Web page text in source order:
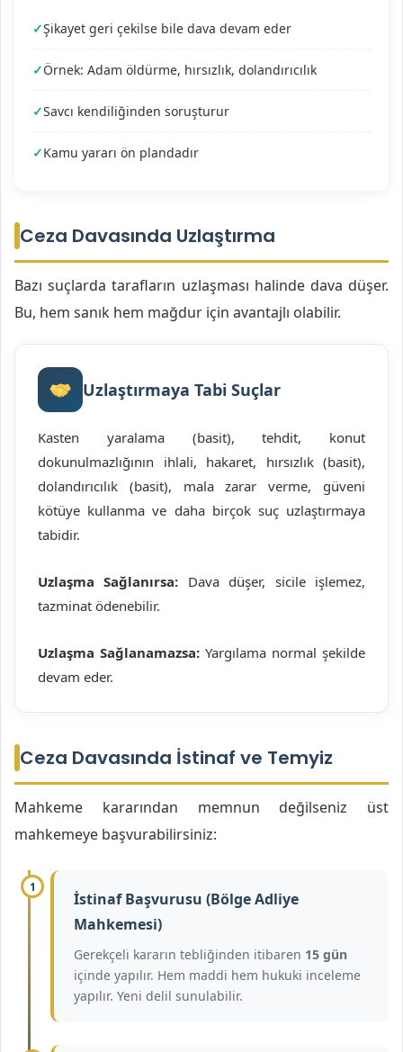
Şikayet geri çekilse bile dava devam eder
Örnek: Adam öldürme, hırsızlık, dolandırıcılık
Savcı kendiliğinden soruşturur
Kamu yararı ön plandadır
Ceza Davasında Uzlaştırma
Bazı suçlarda tarafların uzlaşması halinde dava düşer.
Bu, hem sanık hem mağdur için avantajlı olabilir.
Uzlaştırmaya Tabi Suçlar
Kasten yaralama (basit), tehdit, konut
dokunulmazlığının ihlali, hakaret, hırsızlık (basit),
dolandırıcılık (basit), mala zarar verme, güveni
kötüye kullanma ve daha birçok suç uzlaştırmaya
tabidir.
Uzlaşma Sağlanırsa: Dava düşer, sicile işlemez,
tazminat ödenebilir.
Uzlaşma Sağlanamazsa: Yargılama normal şekilde
devam eder.
Ceza Davasında İstinaf ve Temyiz
Mahkeme kararından memnun değilseniz üst
mahkemeye başvurabilirsiniz:
1
İstinaf Başvurusu (Bölge Adliye
Mahkemesi)
Gerekçeli kararın tebliğinden itibaren 15 gün
içinde yapılır. Hem maddi hem hukuki inceleme
yapılır. Yeni delil sunulabilir.